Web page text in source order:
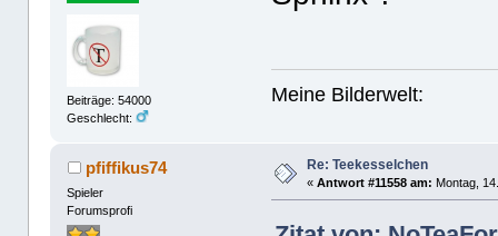
Beiträge: 54000
Geschlecht:
Meine Bilderwelt:
pfiffikus74
Spieler
Forumsprofi
Re: Teekesselchen
«Antwort #11558 am: Montag,